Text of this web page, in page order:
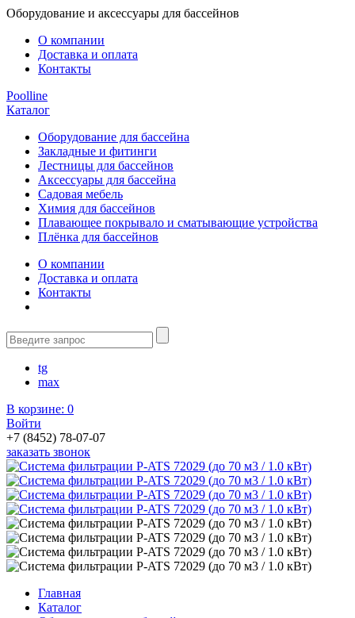
Оборудование и аксессуары для бассейнов
О компании
Доставка и оплата
Контакты
Poolline
Каталог
Оборудование для бассейна
Закладные и фитинги
Лестницы для бассейнов
Аксессуары для бассейна
Садовая мебель
Химия для бассейнов
Плавающее покрывало и сматывающие устройства
Плёнка для бассейнов
О компании
Доставка и оплата
Контакты
tg
max
В корзине: 0
Войти
+7 (8452) 78-07-07
заказать звонок
Главная
Каталог